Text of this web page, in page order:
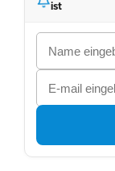
ist